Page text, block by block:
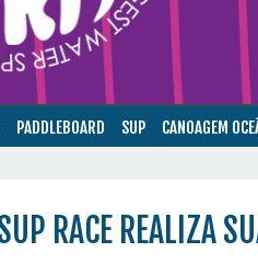
PADDLEBOARD SUP CANOAGEM
RACE REALIZA